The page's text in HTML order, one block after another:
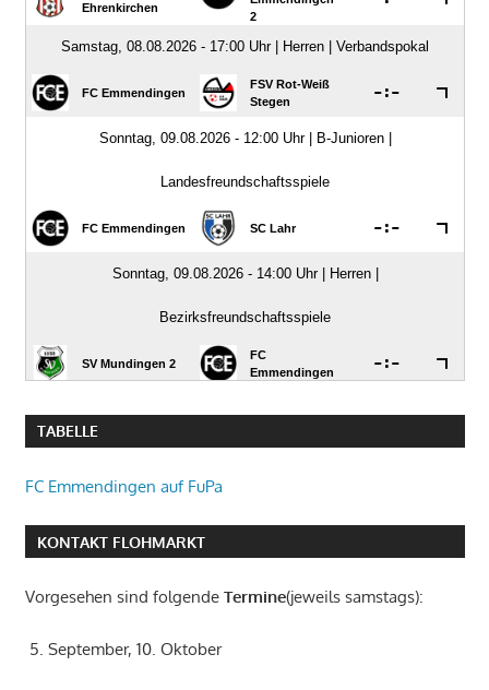
TABELLE
FC Emmendingen auf FuPa
KONTAKT FLOHMARKT
Vorgesehen sind folgende Termine(jeweils samstags):
5. September, 10. Oktober